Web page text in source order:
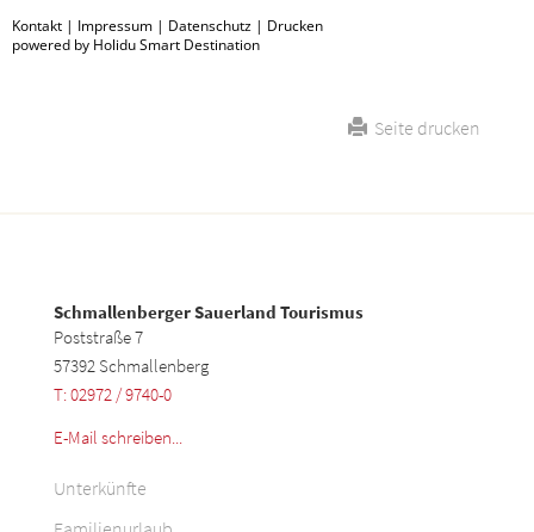
Kontakt | Impressum | Datenschutz | Drucken
powered by Holidu Smart Destination
Seite drucken
Schmallenberger Sauerland Tourismus
Poststraße 7
57392 Schmallenberg
T: 02972 / 9740-0
E-Mail schreiben...
Unterkünfte